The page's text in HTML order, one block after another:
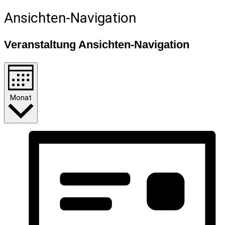
Ansichten-Navigation
Veranstaltung Ansichten-Navigation
Monat